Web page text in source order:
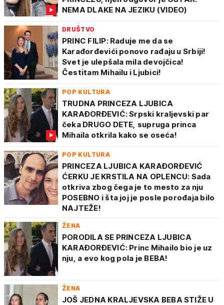
NEMA DLAKE NA JEZIKU (VIDEO)
DRUŠTVO
PRINC FILIP: Raduje me da se
Karađorđevići ponovo rađaju u Srbiji!
Svet je ulepšala mila devojčica!
Čestitam Mihailu i Ljubici!
POP KULTURA
TRUDNA PRINCEZA LJUBICA
KARAĐORĐEVIĆ: Srpski kraljevski par
čeka DRUGO DETE, supruga princa
Mihaila otkrila kako se oseća!
POP KULTURA
PRINCEZA LJUBICA KARAĐORĐEVIĆ
ĆERKU JE KRSTILA NA OPLENCU: Sada
otkriva zbog čega je to mesto za nju
POSEBNO i šta joj je posle porođaja bilo
NAJTEŽE!
ŽENA
PORODILA SE PRINCEZA LJUBICA
KARAĐORĐEVIĆ: Princ Mihailo bio je uz
nju, a evo kog pola je BEBA!
ŽENA
JOŠ JEDNA KRALJEVSKA BEBA STIŽE U